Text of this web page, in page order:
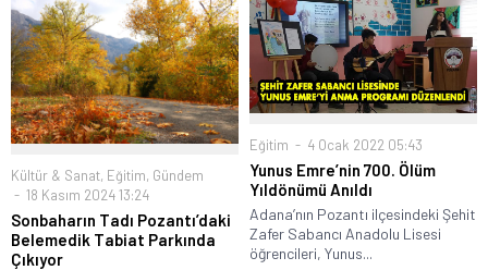
Kültür & Sanat, Eğitim, Gündem
18 Kasım 2024 13:24
Sonbaharın Tadı Pozantı’daki
Belemedik Tabiat Parkında
Çıkıyor
Eğitim 4 Ocak 2022 05:43
Yunus Emre’nin 700. Ölüm
Yıldönümü Anıldı
Adana’nın Pozantı ilçesindeki Şehit
Zafer Sabancı Anadolu Lisesi
öğrencileri, Yunus...